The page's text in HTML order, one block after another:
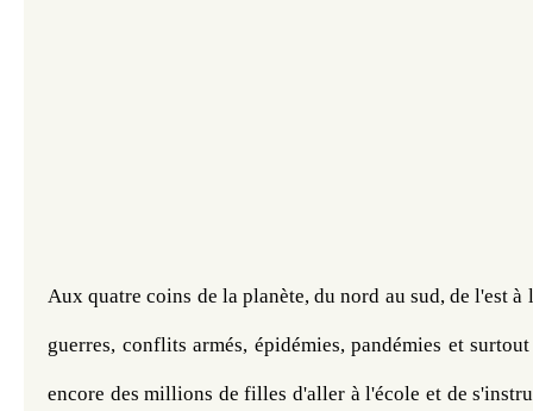
Aux quatre coins de la planète, du nord au sud, de l'est à
guerres, conflits armés, épidémies, pandémies et
encore des millions de filles d'aller à l'école et de